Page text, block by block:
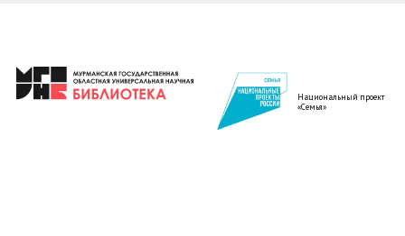
Национальный проект
«Семья»